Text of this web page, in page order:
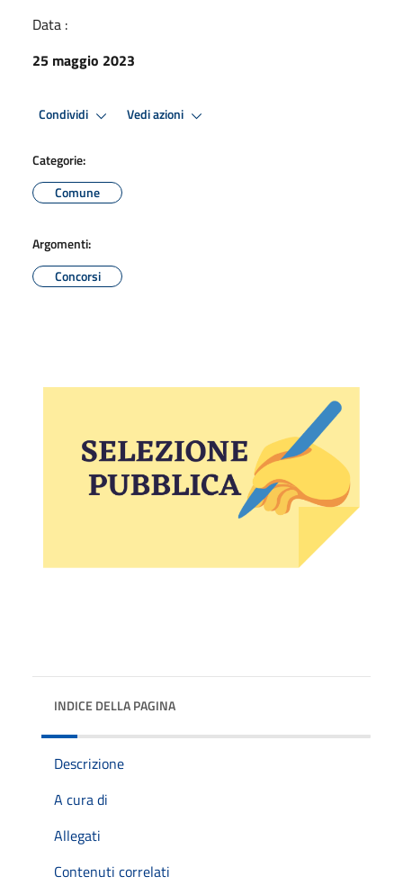
Data :
25 maggio 2023
Condividi Vedi azioni
Categorie:
Comune
Argomenti:
Concorsi
INDICE DELLA PAGINA
Descrizione
A cura di
Allegati
Contenuti correlati